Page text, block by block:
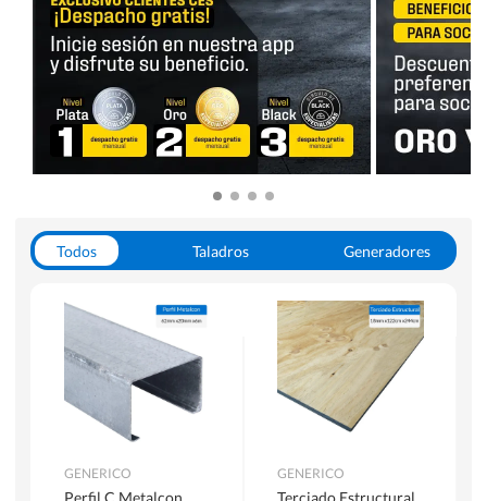
Todos Taladros
Generadores
Herramientas Manuales
Sierras Circulares
GENERICO GENERICO